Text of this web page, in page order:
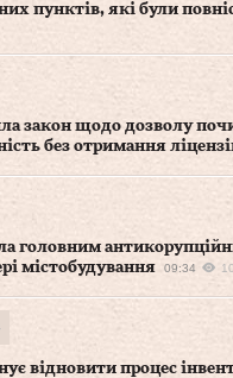
пунктів, які були
закон щодо дозволу
без отримання
головним
містобудування
09:34
відновити процес